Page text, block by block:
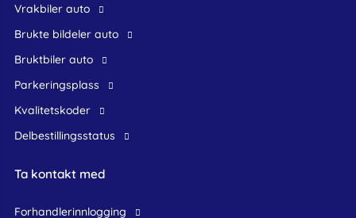
Vrakbiler auto
Brukte bildeler auto
bruktbiler auto
Parkeringsplass
Kvalitetskoder
Delbestillingsstatus
Ta kontakt med
forhandlerinnlogging